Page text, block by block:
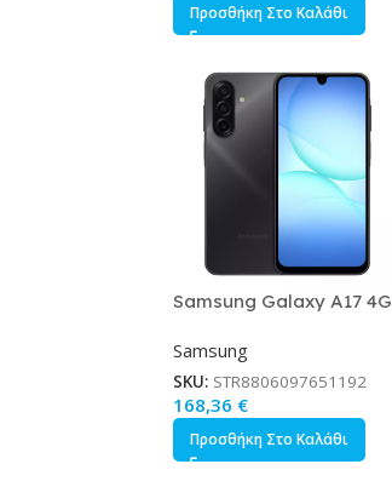
Προσθήκη Στο Καλάθι
Samsung Galaxy A17 4G
Samsung
SKU: STR8806097651192
168,36 €
Προσθήκη Στο Καλάθι